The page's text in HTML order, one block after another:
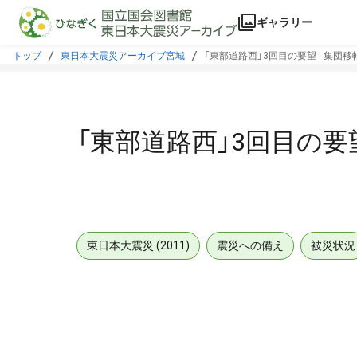
本文に飛ぶ
ギャラリー
トップ 東日本大震災アーカイブ宮城 「東部道路西」3回目の要望 : 集団
「東部道路西」3回目の
東日本大震災 (2011) 震災への備え 被災状況